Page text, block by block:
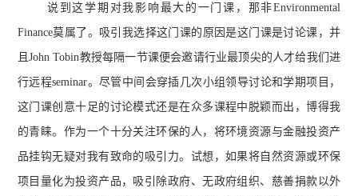
说到这学期对我影响最大的一门课，那非Environmental
Finance莫属了。吸引我选择这门课的原因是这门课是讨论课，并
且John Tobin教授每隔一节课便会邀请行业最顶尖的人才给我们进
行远程seminar。尽管中间会穿插几次小组领导讨论和学期项目，
这门课创意十足的讨论模式还是在众多课程中脱颖而出，博得我
的青睐。作为一个十分关注环保的人，将环境资源与金融投资产
品挂钩无疑对我有致命的吸引力。试想，如果将自然资源或环保
项目量化为投资产品，吸引除政府、无政府组织、慈善捐款以外